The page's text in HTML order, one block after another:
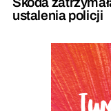
ustalenia policji